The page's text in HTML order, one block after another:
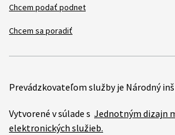
Chcem podať podnet
Chcem sa poradiť
Prevádzkovateľom služby je Národný
Vytvorené v súlade s Jednotným dizajn
elektronických služieb.